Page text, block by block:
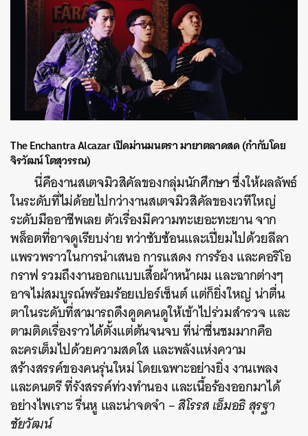
The Enchantra Alcazar เปิดม่านมนตรา มายาตลาดสด (กำกับโดย
จิรวัฒน์ โตสุวรรณ)
นี่คืองานสเตจมิวสิคัลของกลุ่มนักศึกษา ซึ่งให้ผลลัพธ์
ในระดับที่ไม่ด้อยไปกว่างานสเตจมิวสิคัลของเวทีใหญ่
ระดับมืออาชีพเลย ตัวเรื่องมีความทะเยอะทะยาน จาก
พล็อตที่อาจดูเรียบง่าย ทว่าซับซ้อนและเปี่ยมไปด้วยลีลา
แพรวพราวในการนำเสนอ การแสดง การร้อง และคอริโอ
กราฟ รวมถึงงานออกแบบเสื้อผ้าหน้าผม และฉากต่างๆ
อาจไม่สมบูรณ์พร้อมร้อยเปอร์เซ็นต์ แต่ก็ยิ่งใหญ่ น่าตื่น
ตาในระดับที่สามารถดึงดูดคนดูให้เข้าไปร่วมสำรวจ และ
ตามติดเรื่องราวได้ตั้งแต่ต้นจนจบ ที่น่าชื่นชมมากคือ
ละครเต็มไปด้วยความสดใส และพลังแห่งความ
สร้างสรรค์ของคนรุ่นใหม่ โดยเฉพาะอย่างยิ่ง งานเพลง
และดนตรี ที่รังสรรค์ท่วงทำนอง และเนื้อร้องออกมาได้
อย่างไพเราะ รื่นหู และน่าจดจำ –สิโรรส เอ็มอธิ สุรฐา
ชัยวัฒน์